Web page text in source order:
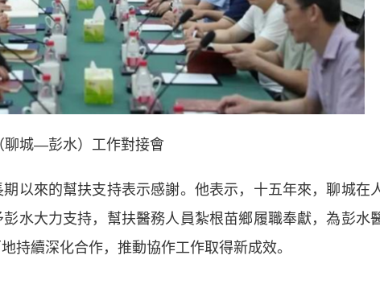
聊城—彭水）工作對接會
來的幫扶支持表示感謝。他表示，十五年來，聊城在
水大力支持，幫扶醫務人員紮根苗鄉履職奉獻，為彭水
持續深化合作，推動協作工作取得新成效。